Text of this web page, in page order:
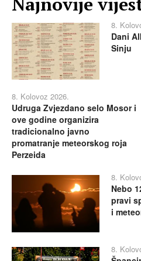
8.
Dani
Sinju
8. Kolovoz 2026.
Udruga Zvjezdano selo Mosor i
ove godine organizira
tradicionalno javno
promatranje meteorskog roja
Perzeida
8.
Nebo
pravi
i
8.